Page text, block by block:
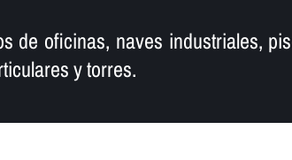
de oficinas, naves industriales,
y torres.